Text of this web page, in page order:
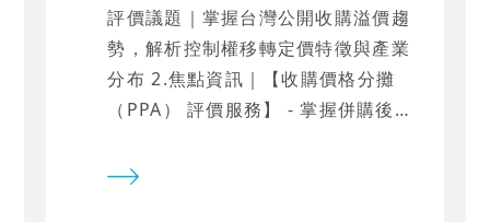
‍評價議題｜掌握台灣公開收購溢價趨
勢，解析控制權移轉定價特徵與產業
分布 2.‍焦點資訊｜‍【收購價格分攤
（PPA） 評價服務】 - 掌握併購後資